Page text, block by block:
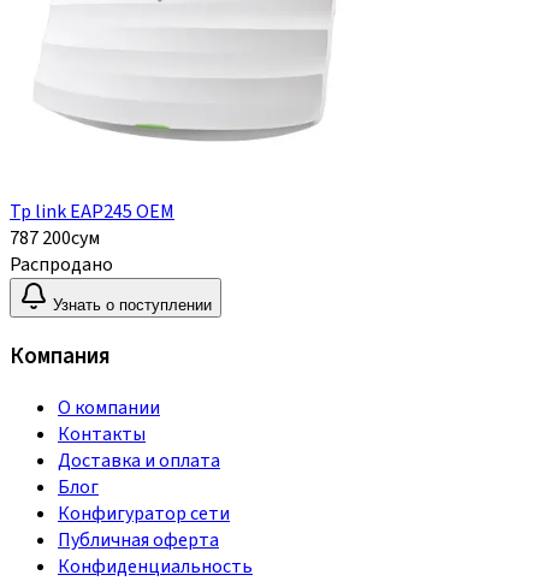
Tp link EAP245 OEM
787 200сум
Распродано
Узнать о поступлении
Компания
О компании
Контакты
Доставка и оплата
Блог
Конфигуратор сети
Публичная оферта
Конфиденциальность